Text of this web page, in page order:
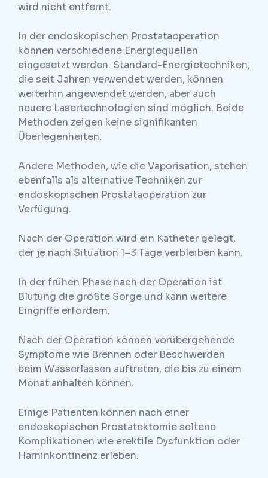
wird nicht entfernt.
In der endoskopischen Prostataoperation
können verschiedene Energiequellen
eingesetzt werden. Standard-Energietechniken,
die seit Jahren verwendet werden, können
weiterhin angewendet werden, aber auch
neuere Lasertechnologien sind möglich. Beide
Methoden zeigen keine signifikanten
Überlegenheiten.
Andere Methoden, wie die Vaporisation, stehen
ebenfalls als alternative Techniken zur
endoskopischen Prostataoperation zur
Verfügung.
Nach der Operation wird ein Katheter gelegt,
der je nach Situation 1–3 Tage verbleiben kann.
In der frühen Phase nach der Operation ist
Blutung die größte Sorge und kann weitere
Eingriffe erfordern.
Nach der Operation können vorübergehende
Symptome wie Brennen oder Beschwerden
beim Wasserlassen auftreten, die bis zu einem
Monat anhalten können.
Einige Patienten können nach einer
endoskopischen Prostatektomie seltene
Komplikationen wie erektile Dysfunktion oder
Harninkontinenz erleben.